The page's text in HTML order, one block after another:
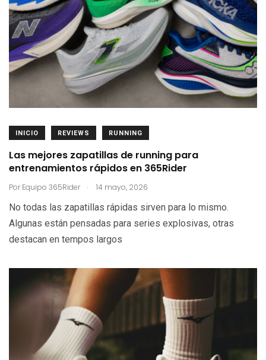
INICIO REVIEWS RUNNING
Las mejores zapatillas de running para
entrenamientos rápidos en 365Rider
Por Equipo 365Rider . 14 mayo, 2026
No todas las zapatillas rápidas sirven para lo mismo.
Algunas están pensadas para series explosivas, otras
destacan en tempos largos